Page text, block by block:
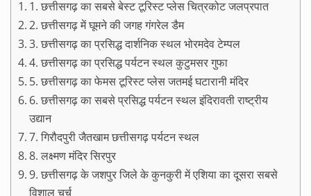
1. छत्तीसगढ़ का सबसे बेस्ट टूरिस्ट प्लेस चित्रकोट जलप्रपात
2. छत्तीसगढ़ में घूमने की जगह गंगरेल डैम
3. छत्तीसगढ़ का प्रसिद्ध दार्शनिक स्थल भोरमदेव टेम्पल
4. छत्तीसगढ़ का प्रसिद्ध पर्यटन स्थल कुटुमसर गुफा
5. छत्तीसगढ़ का फेमस टूरिस्ट प्लेस जतमई घटारानी मंदिर
6. छत्तीसगढ़ का सबसे प्रसिद्ध पर्यटन स्थल इंदिरावती राष्ट्रीय
उद्यान
7. गिरौदपुरी जैतखाम छत्तीसगढ़ पर्यटन स्थल
8. लक्ष्मण मंदिर सिरपुर
9. छत्तीसगढ़ के जशपुर जिले के कुनकुरी में एशिया का दूसरा सबसे
विशाल चर्च